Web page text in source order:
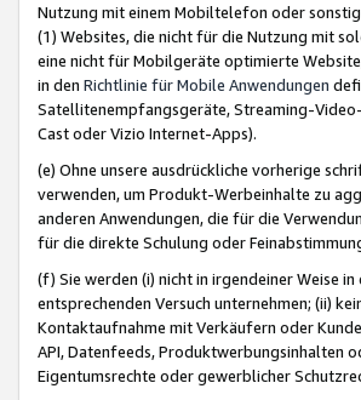
Nutzung mit einem Mobiltelefon oder
(1) Websites, die nicht für die Nutzung mit
eine nicht für Mobilgeräte optimierte
in den Richtlinie für Mobile Anwendungen
Satellitenempfangsgeräte, Streaming-
Cast oder Vizio Internet-Apps).
(e) Ohne unsere ausdrückliche vorherige
verwenden, um Produkt-Werbeinhalte zu
anderen Anwendungen, die für die
für die direkte Schulung oder
(f) Sie werden (i) nicht in irgendeiner Weise
entsprechenden Versuch unternehmen; (ii)
Kontaktaufnahme mit Verkäufern oder
API, Datenfeeds, Produktwerbungsinhalten
Eigentumsrechte oder gewerblicher